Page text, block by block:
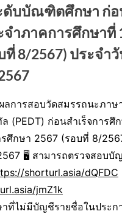
ดับบัณฑิตศึกษา ก่อ
จำภาคการศึกษาที่
ที่ 8/2567) ประจำ
ลการสอบวัดสมรรถนะภาษ
(PEDT) ก่อนสำเร็จการศึ
ศึกษา 2567 (รอบที่ 8/
🖥 สามารถตรวจสอบบั
shorturl.asia/dQFDC
jmZ1k
ที่ไม่มีบัญชีรายชื่อในประก